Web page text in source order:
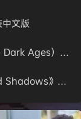
文版
毁灭战士：黑暗时代（DOOM: The Dark Ages）免安装中文版
《刺客信条：影/Assassin’s Creed Shadows》免安装版，非虚拟机